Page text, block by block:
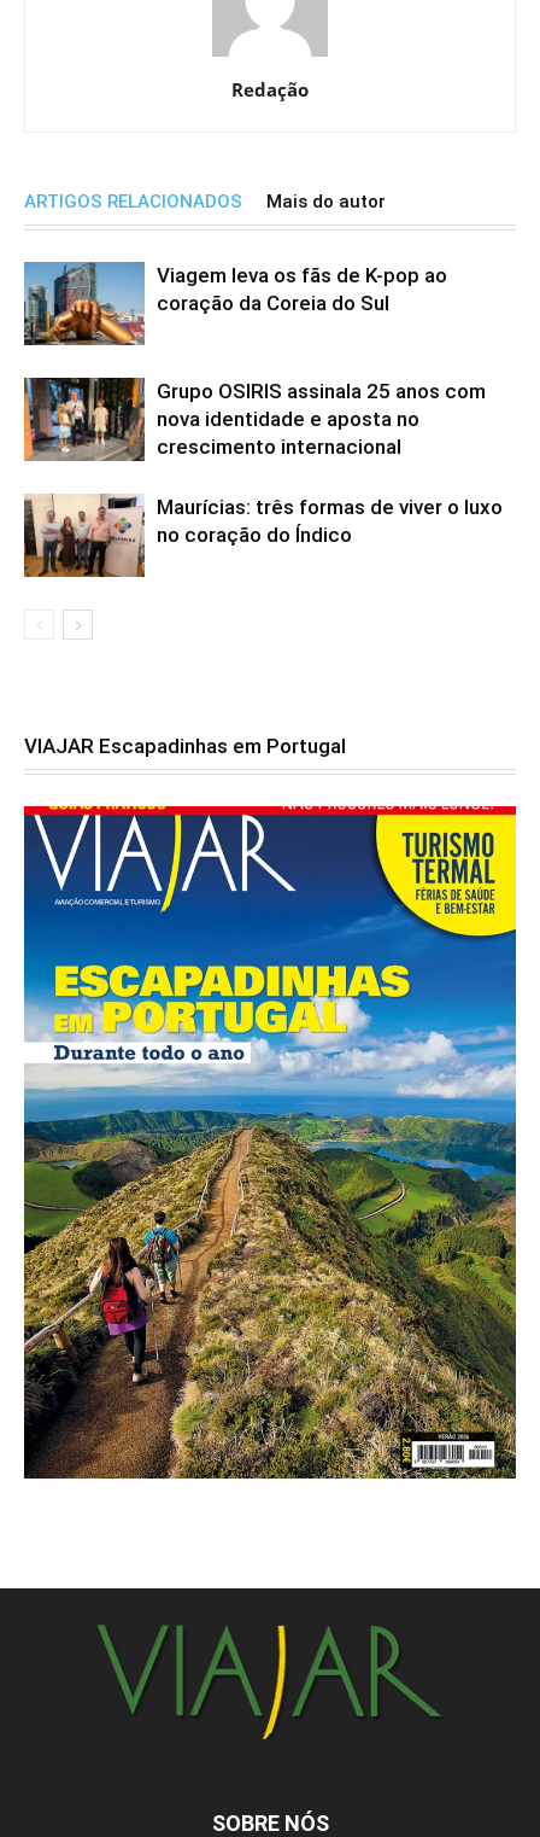
Redação
ARTIGOS RELACIONADOS Mais do autor
Viagem leva os fãs de K-pop ao
coração da Coreia do Sul
Grupo OSIRIS assinala 25 anos com
nova identidade e aposta no
crescimento internacional
Maurícias: três formas de viver o luxo
no coração do Índico
VIAJAR Escapadinhas em Portugal
SOBRE NÓS